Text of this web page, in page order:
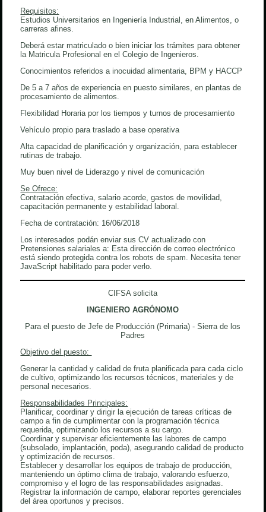
Requisitos:
Estudios Universitarios en Ingeniería Industrial, en Alimentos, o
carreras afines.
Deberá estar matriculado o bien iniciar los trámites para obtener
la Matricula Profesional en el Colegio de Ingenieros.
Conocimientos referidos a inocuidad alimentaria, BPM y HACCP
De 5 a 7 años de experiencia en puesto similares, en plantas de
procesamiento de alimentos.
Flexibilidad Horaria por los tiempos y turnos de procesamiento
Vehículo propio para traslado a base operativa
Alta capacidad de planificación y organización, para establecer
rutinas de trabajo.
Muy buen nivel de Liderazgo y nivel de comunicación
Se Ofrece:
Contratación efectiva, salario acorde, gastos de movilidad,
capacitación permanente y estabilidad laboral.
Fecha de contratación: 16/06/2018
Los interesados podán enviar sus CV actualizado con
Pretensiones salariales a: Esta dirección de correo electrónico
está siendo protegida contra los robots de spam. Necesita tener
JavaScript habilitado para poder verlo.
CIFSA solicita
INGENIERO AGRÓNOMO
Para el puesto de Jefe de Producción (Primaria) - Sierra de los
Padres
Objetivo del puesto:
Generar la cantidad y calidad de fruta planificada para cada ciclo
de cultivo, optimizando los recursos técnicos, materiales y de
personal necesarios.
Responsabilidades Principales:
Planificar, coordinar y dirigir la ejecución de tareas críticas de
campo a fin de cumplimentar con la programación técnica
requerida, optimizando los recursos a su cargo.
Coordinar y supervisar eficientemente las labores de campo
(subsolado, implantación, poda), asegurando calidad de producto
y optimización de recursos.
Establecer y desarrollar los equipos de trabajo de producción,
manteniendo un óptimo clima de trabajo, valorando esfuerzo,
compromiso y el logro de las responsabilidades asignadas.
Registrar la información de campo, elaborar reportes gerenciales
del área oportunos y precisos.